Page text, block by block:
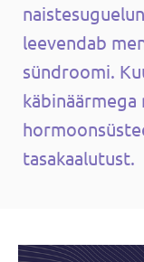
leevendab
sündroomi.
käbinäärmega
tasakaalutust.